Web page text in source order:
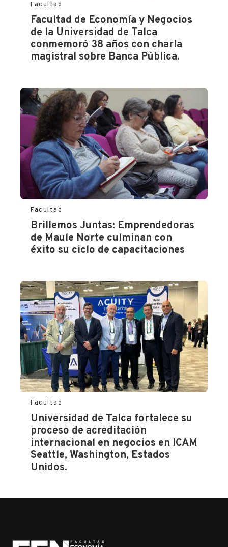
Facultad
Facultad de Economía y Negocios
de la Universidad de Talca
conmemoró 38 años con charla
magistral sobre Banca Pública.
Facultad
Brillemos Juntas: Emprendedoras
de Maule Norte culminan con
éxito su ciclo de capacitaciones
Facultad
Universidad de Talca fortalece su
proceso de acreditación
internacional en negocios en ICAM
Seattle, Washington, Estados
Unidos.